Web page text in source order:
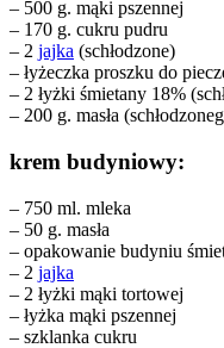
– 500 g. mąki pszennej
– 170 g. cukru pudru
– 2 jajka (schłodzone)
– łyżeczka proszku do
– 2 łyżki śmietany 18%
– 200 g. masła
krem budyniowy:
– 750 ml. mleka
– 50 g. masła
– opakowanie budyniu
– 2 jajka
– 2 łyżki mąki tortowej
– łyżka mąki pszennej
– szklanka cukru